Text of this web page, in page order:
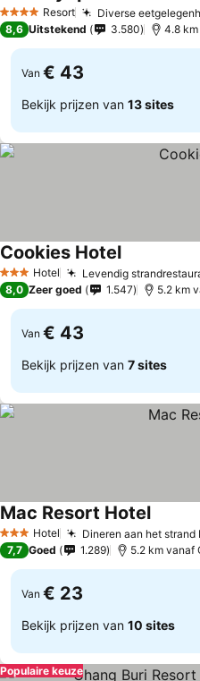
4 SterrenResort Diverse
8,6 Uitstekend 3.580 4.8
Van € 43
Bekijk prijzen van 13 sites
3 SterrenHotel Levendig
Cookies HotelPrijzen
8,0 Zeer goed 1.547 5.2 km
Van € 43
Bekijk prijzen van 7 sites
3 SterrenHotel Dineren aan het strand
Mac Resort HotelPrijzen
7,7 Goed 1.289 5.2 km vanaf
Van € 23
Bekijk prijzen van 10 sites
Populaire keuze